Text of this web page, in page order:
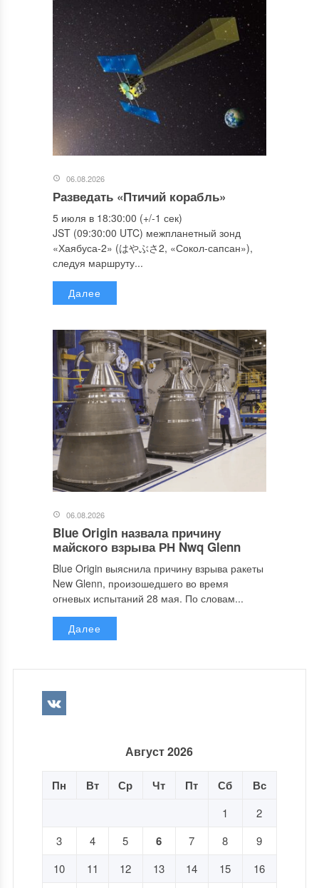
06.08.2026
Разведать «Птичий корабль»
5 июля в 18:30:00 (+/-1 сек)
JST (09:30:00 UTC) межпланетный зонд
«Хаябуса-2» (はやぶさ2, «Сокол-сапсан»),
следуя маршруту...
Далее
06.08.2026
Blue Origin назвала причину
майского взрыва РН Nwq Glenn
Blue Origin выяснила причину взрыва ракеты
New Glenn, произошедшего во время
огневых испытаний 28 мая. По словам...
Далее
Август 2026
Пн Вт Ср Чт Пт Сб Вс
1
2
3
4 5 6 7 8
9
10
11 12 13 14 15
16